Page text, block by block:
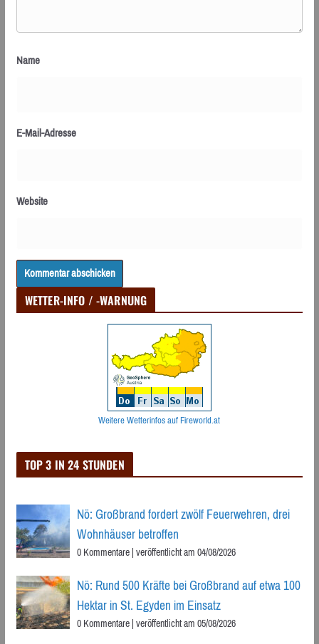
Name
E-Mail-Adresse
Website
WETTER-INFO / -WARNUNG
Weitere Wetterinfos auf Fireworld.at
TOP 3 IN 24 STUNDEN
Nö: Großbrand fordert zwölf Feuerwehren, drei
Wohnhäuser betroffen
0 Kommentare|veröffentlicht am 04/08/2026
Nö: Rund 500 Kräfte bei Großbrand auf etwa 100
Hektar in St. Egyden im Einsatz
0 Kommentare|veröffentlicht am 05/08/2026